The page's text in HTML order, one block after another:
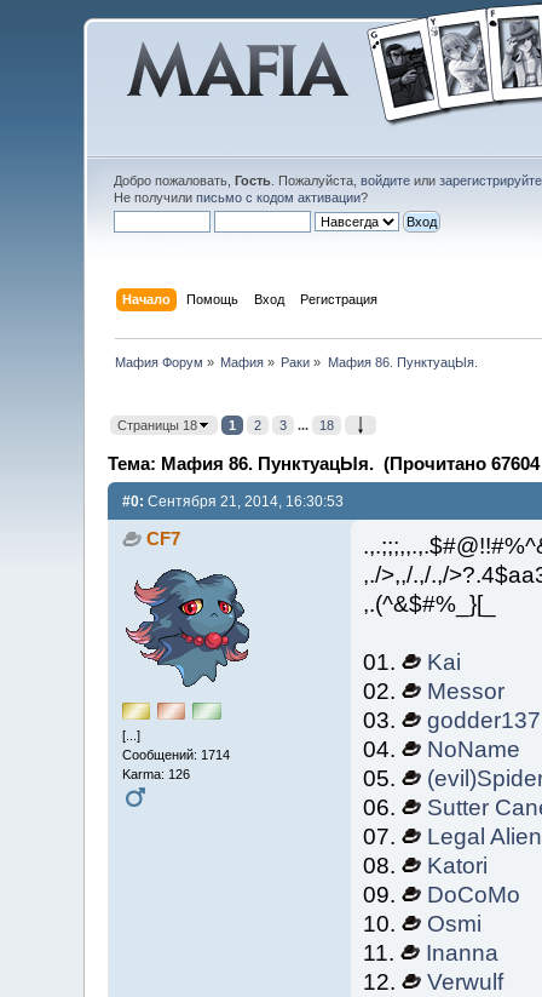
Добро пожаловать, Гость. Пожалуйста, войдитеили
Не получили письмо с кодом активации?
Начало Помощь Вход Регистрация
Мафия Форум » Мафия » Раки » Мафия 86. ПунктуацЫя.
Страницы 18 1 2 3 ... 18
Тема: Мафия 86. ПунктуацЫя. (Прочитано 67604
#0: Сентября 21, 2014, 16:30:53
CF7
[...]
Сообщений: 1714
Karma: 126
,./>,,/.,/.,/
,.(^&$#%_}[_
01.
Kai
02.
Messor
03.
godder137
04.
NoName
05.
06.
Sutter
07.
Legal Alien
08.
Katori
09.
DoCoMo
10.
Osmi
11.
Inanna
12.
Verwulf